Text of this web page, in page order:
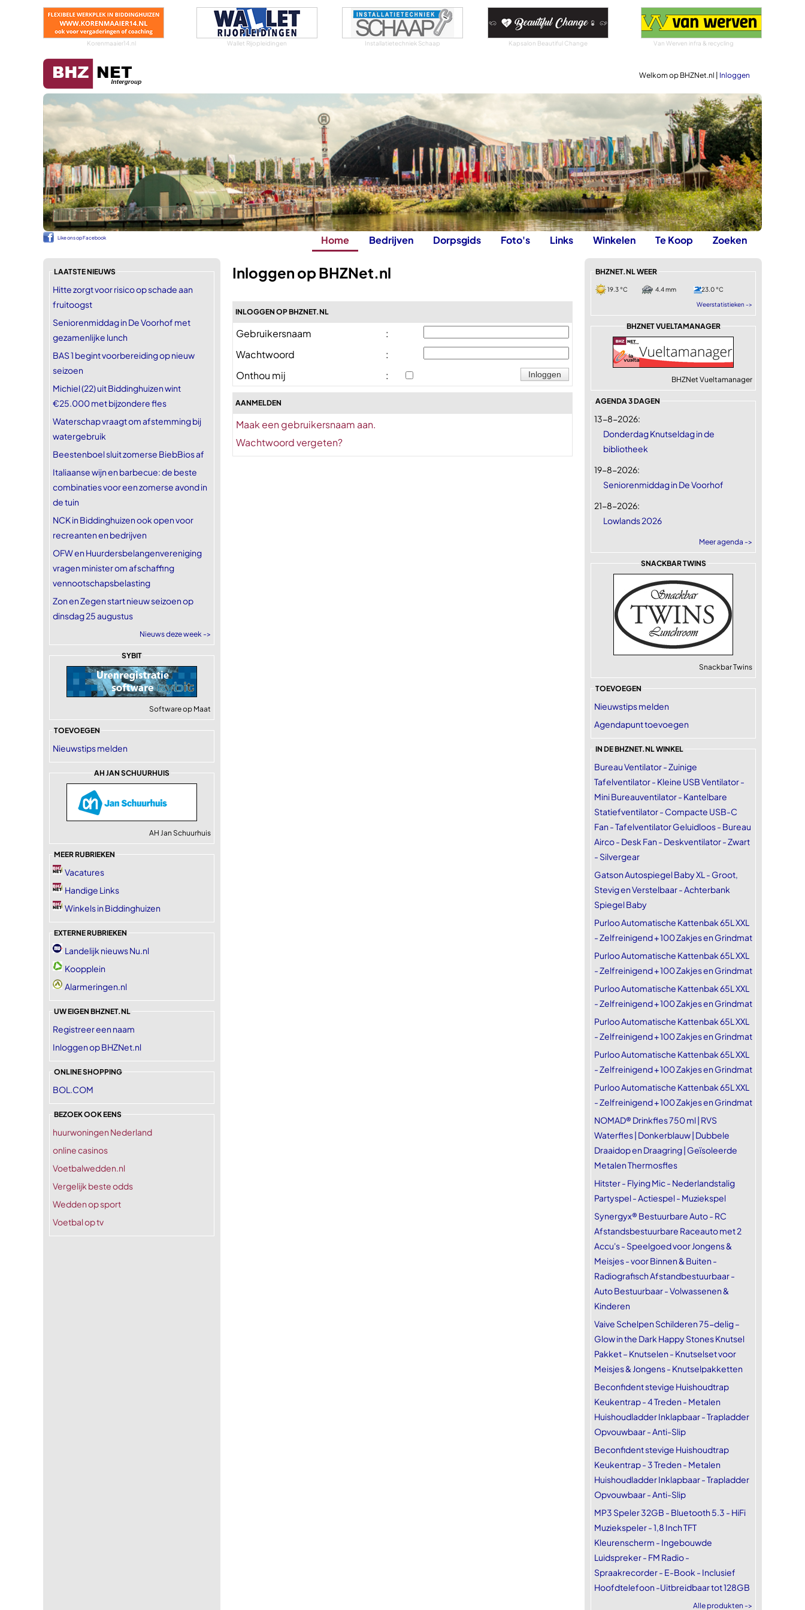
Korenmaaier14.nl Wallet Rijopleidingen Installatietechniek Schaap Kapsalon Beautiful Change Van Werven infra & recycling
Welkom op BHZNet.nl | Inloggen
Like ons op Facebook Home Bedrijven Dorpsgids Foto's Links Winkelen Te Koop Zoeken
LAATSTE NIEUWS
Hitte zorgt voor risico op schade aan
fruitoogst
Seniorenmiddag in De Voorhof met
gezamenlijke lunch
BAS 1 begint voorbereiding op nieuw
seizoen
Michiel (22) uit Biddinghuizen wint
€25.000 met bijzondere fles
Waterschap vraagt om afstemming bij
watergebruik
Beestenboel sluit zomerse BiebBios af
Italiaanse wijn en barbecue: de beste
combinaties voor een zomerse avond in
de tuin
NCK in Biddinghuizen ook open voor
recreanten en bedrijven
OFW en Huurdersbelangenvereniging
vragen minister om afschaffing
vennootschapsbelasting
Zon en Zegen start nieuw seizoen op
dinsdag 25 augustus
Nieuws deze week ->
SYBIT
Software op Maat
TOEVOEGEN
Nieuwstips melden
AH JAN SCHUURHUIS
AH Jan Schuurhuis
MEER RUBRIEKEN
Vacatures
Handige Links
Winkels in Biddinghuizen
EXTERNE RUBRIEKEN
Landelijk nieuws Nu.nl
Koopplein
Alarmeringen.nl
UW EIGEN BHZNET.NL
Registreer een naam
Inloggen op BHZNet.nl
ONLINE SHOPPING
BOL.COM
BEZOEK OOK EENS
huurwoningen Nederland
online casinos
Voetbalwedden.nl
Vergelijk beste odds
Wedden op sport
Voetbal op tv
Inloggen op BHZNet.nl
INLOGGEN OP BHZNET.NL
Gebruikersnaam
:
Wachtwoord
:
Onthou mij
:
AANMELDEN
Maak een gebruikersnaam aan.
Wachtwoord vergeten?
BHZNET.NL WEER
19.3 °C 4.4 mm 23.0 °C
Weerstatistieken ->
BHZNET VUELTAMANAGER
BHZNet Vueltamanager
AGENDA 3 DAGEN
13-8-2026:
Donderdag Knutseldag in de
bibliotheek
19-8-2026:
Seniorenmiddag in De Voorhof
21-8-2026:
Lowlands 2026
Meer agenda ->
SNACKBAR TWINS
Snackbar Twins
TOEVOEGEN
Nieuwstips melden
Agendapunt toevoegen
IN DE BHZNET.NL WINKEL
Bureau Ventilator - Zuinige
Tafelventilator - Kleine USB Ventilator -
Mini Bureauventilator - Kantelbare
Statiefventilator - Compacte USB-C
Fan - Tafelventilator Geluidloos - Bureau
Airco - Desk Fan - Deskventilator - Zwart
- Silvergear
Gatson Autospiegel Baby XL - Groot,
Stevig en Verstelbaar - Achterbank
Spiegel Baby
Purloo Automatische Kattenbak 65L XXL
- Zelfreinigend + 100 Zakjes en Grindmat
Purloo Automatische Kattenbak 65L XXL
- Zelfreinigend + 100 Zakjes en Grindmat
Purloo Automatische Kattenbak 65L XXL
- Zelfreinigend + 100 Zakjes en Grindmat
Purloo Automatische Kattenbak 65L XXL
- Zelfreinigend + 100 Zakjes en Grindmat
Purloo Automatische Kattenbak 65L XXL
- Zelfreinigend + 100 Zakjes en Grindmat
Purloo Automatische Kattenbak 65L XXL
- Zelfreinigend + 100 Zakjes en Grindmat
NOMAD® Drinkfles 750 ml | RVS
Waterfles | Donkerblauw | Dubbele
Draaidop en Draagring | Geïsoleerde
Metalen Thermosfles
Hitster - Flying Mic - Nederlandstalig
Partyspel - Actiespel - Muziekspel
Synergyx® Bestuurbare Auto - RC
Afstandsbestuurbare Raceauto met 2
Accu's - Speelgoed voor Jongens &
Meisjes - voor Binnen & Buiten -
Radiografisch Afstandbestuurbaar -
Auto Bestuurbaar - Volwassenen &
Kinderen
Vaive Schelpen Schilderen 75-delig –
Glow in the Dark Happy Stones Knutsel
Pakket – Knutselen - Knutselset voor
Meisjes & Jongens - Knutselpakketten
Beconfident stevige Huishoudtrap
Keukentrap - 4 Treden - Metalen
Huishoudladder Inklapbaar - Trapladder
Opvouwbaar - Anti-Slip
Beconfident stevige Huishoudtrap
Keukentrap - 3 Treden - Metalen
Huishoudladder Inklapbaar - Trapladder
Opvouwbaar - Anti-Slip
MP3 Speler 32GB - Bluetooth 5.3 - HiFi
Muziekspeler - 1,8 Inch TFT
Kleurenscherm - Ingebouwde
Luidspreker - FM Radio -
Spraakrecorder - E-Book - Inclusief
Hoofdtelefoon -Uitbreidbaar tot 128GB
Alle produkten ->